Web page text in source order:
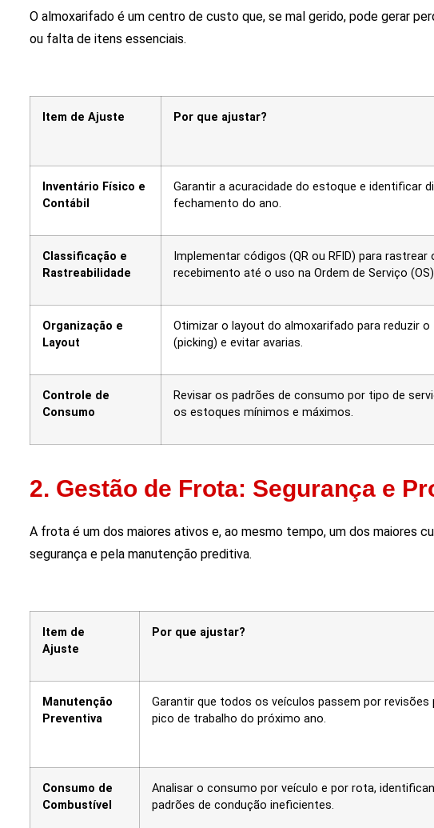
O almoxarifado é um centro de custo que, se mal gerido, pode gerar
ou falta de itens essenciais.
Item de Ajuste Por que ajustar?
Inventário Físico e
Contábil
Garantir a acuracidade do estoque e identificar
fechamento do ano.
Classificação e
Rastreabilidade
Implementar códigos (QR ou RFID) para
recebimento até o uso na Ordem de Serviço
Organização e
Layout
Otimizar o layout do almoxarifado para reduzir
(picking) e evitar avarias.
Controle de
Consumo
Revisar os padrões de consumo por tipo de
os estoques mínimos e máximos.
2. Gestão de Frota: Segurança e
A frota é um dos maiores ativos e, ao mesmo tempo, um dos maiores
segurança e pela manutenção preditiva.
Item de
Ajuste
Por que ajustar?
Manutenção
Preventiva
Garantir que todos os veículos passem por revisões
pico de trabalho do próximo ano.
Consumo de
Combustível
Analisar o consumo por veículo e por rota,
padrões de condução ineficientes.